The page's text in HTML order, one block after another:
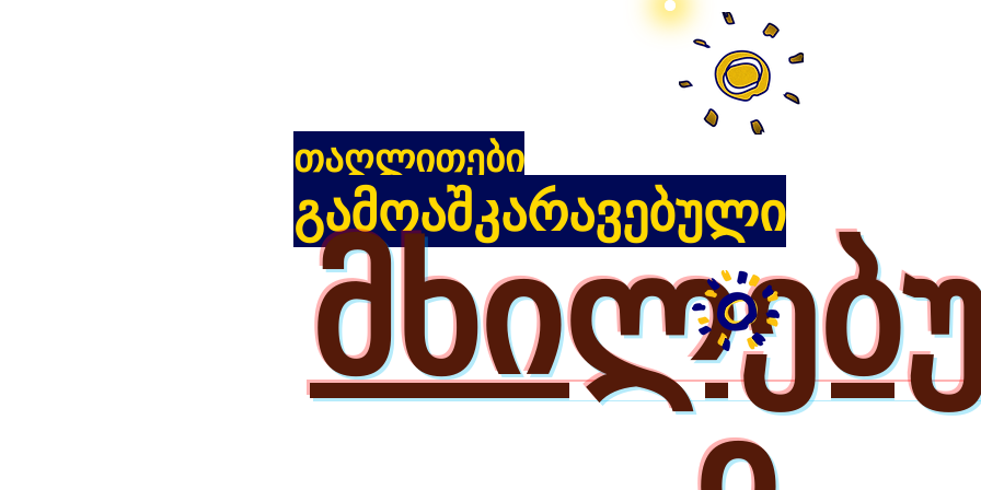
თაღლითები
გამოაშკარავებული